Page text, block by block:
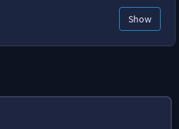
Show